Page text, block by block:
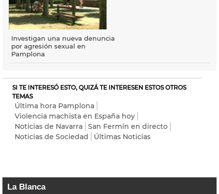
Investigan una nueva denuncia
por agresión sexual en
Pamplona
SI TE INTERESÓ ESTO, QUIZÁ TE INTERESEN ESTOS OTROS
TEMAS
Última hora Pamplona
Violencia machista en España hoy
Noticias de Navarra
San Fermín en directo
Noticias de Sociedad
Últimas Noticias
La Blanca